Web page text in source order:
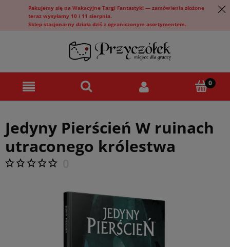
Pakujemy się na Wakacyjne Targi Fantastyki — zamówienia złożone
teraz wysyłamy 10 i 11 sierpnia.
Sklep stacjonarny działa dziś z ograniczonym asortymentem.
Jedyny Pierścień W ruinach
utraconego królestwa